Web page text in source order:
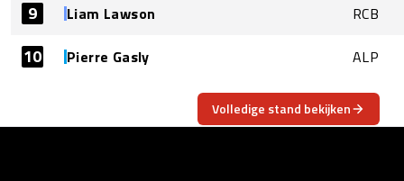
9 Liam Lawson RCB
10 Pierre Gasly ALP
Volledige stand bekijken